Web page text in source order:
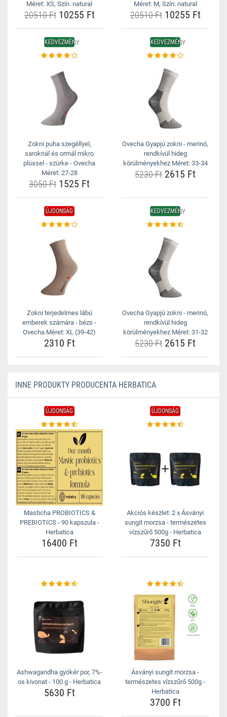
Méret: XS, Szín: natural
20510 Ft10255 Ft
Méret: M, Szín: natural
20510 Ft10255 Ft
KEDVEZMÉNY
Zokni puha szegéllyel,
saroknál és orrnál mikro
plüssel - szürke - Ovecha
Méret: 27-28
3050 Ft 1525 Ft
KEDVEZMÉNY
Ovecha Gyapjú zokni - merinó,
rendkívül hideg
körülményekhez Méret: 33-34
5230 Ft 2615 Ft
ÚJDONSÁG
Zokni terjedelmes lábú
emberek számára - bézs -
Ovecha Méret: XL (39-42)
2310 Ft
KEDVEZMÉNY
Ovecha Gyapjú zokni - merinó,
rendkívül hideg
körülményekhez Méret: 31-32
5230 Ft 2615 Ft
INNE PRODUKTY PRODUCENTA HERBATICA
ÚJDONSÁG
Masticha PROBIOTICS &
PREBIOTICS - 90 kapszula -
Herbatica
16400 Ft
ÚJDONSÁG
Akciós készlet: 2 x Ásványi
sungit morzsa - természetes
vízszűrő 500g - Herbatica
7350 Ft
Ashwagandha gyökér por, 7%-
os kivonat - 100 g - Herbatica
5630 Ft
Ásványi sungit morzsa -
természetes vízszűrő 500g -
Herbatica
3700 Ft